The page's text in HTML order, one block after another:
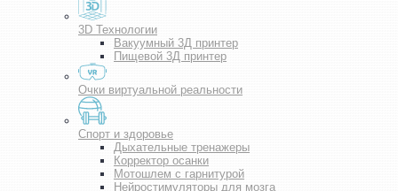
3D Технологии
Вакуумный 3Д принтер
Пищевой 3Д принтер
Очки виртуальной реальности
Спорт и здоровье
Дыхательные тренажеры
Корректор осанки
Мотошлем с гарнитурой
Нейростимуляторы для мозга